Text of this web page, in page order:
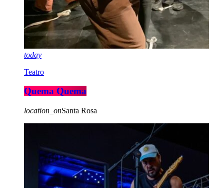
today
Teatro
Quema Quema
location_onSanta Rosa